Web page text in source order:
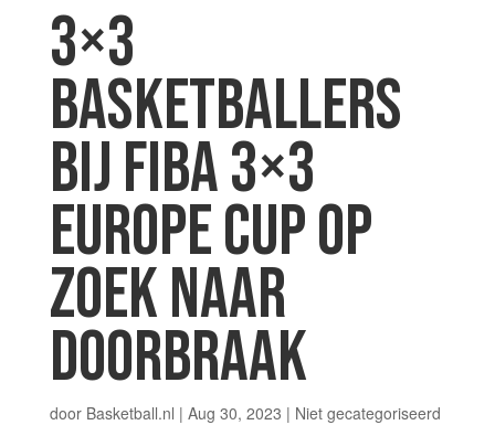
3×3
BASKETBALLERS
BIJ FIBA 3×3
EUROPE CUP OP
ZOEK NAAR
DOORBRAAK
door Basketball.nl | Aug 30, 2023 | Niet gecategoriseerd